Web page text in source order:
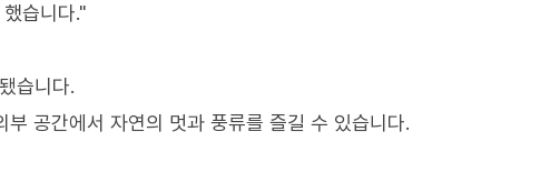
습니다."
습니다.
공간에서 자연의 멋과 풍류를 즐길 수 있습니다.